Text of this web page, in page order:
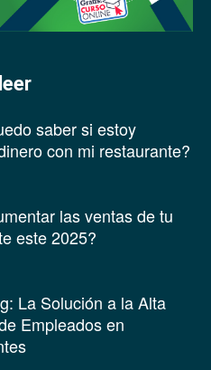
saber si estoy
con mi restaurante?
las ventas de tu
este 2025?
La Solución a la Alta
Empleados en